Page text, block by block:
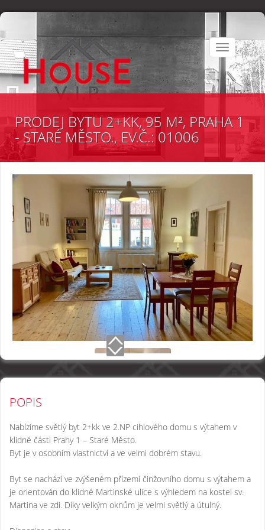
Toggle
navigation
PRODEJ BYTU 2+KK, 95 M², PRAHA 1
- STARÉ MĚSTO., EV.Č.: 01006
POPIS
Nabízíme světlý byt 2+kk ve 2.NP cihlového domu s výtahem v
klidné části Prahy 1 – Staré Město.
Byt je v osobním vlastnictví a ve velmi dobrém stavu.
Byt se nachází ve zvýšeném přízemí činžovního domu s výtahem a
je orientován do klidné Martinské ulice s výhledem na kostel sv.
Martina ve zdi. Díky velkým oknům je velmi světlý a útulný.